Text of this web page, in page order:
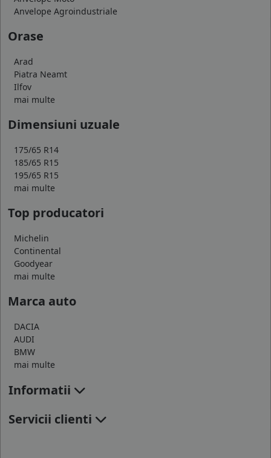
Anvelope Agroindustriale
Orase
Arad
Piatra Neamt
Ilfov
mai multe
Dimensiuni uzuale
175/65 R14
185/65 R15
195/65 R15
mai multe
Top producatori
Michelin
Continental
Goodyear
mai multe
Marca auto
DACIA
AUDI
BMW
mai multe
Informatii
Servicii clienti